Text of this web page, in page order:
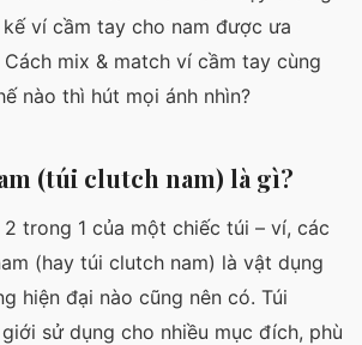
ví cầm tay cho nam được ưa
mix & match ví cầm tay cùng
nào thì hút mọi ánh nhìn?
(túi clutch nam) là gì?
trong 1 của một chiếc túi – ví, các
(hay túi clutch nam) là vật dụng
hiện đại nào cũng nên có. Túi
sử dụng cho nhiều mục đích, phù